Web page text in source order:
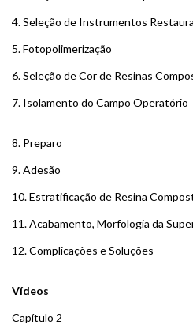
4. Seleção de Instrumentos
5. Fotopolimerização
6. Seleção de Cor de Resinas
7. Isolamento do Campo Operatório
8. Preparo
9. Adesão
10. Estratificação de Resina
11. Acabamento, Morfologia da
12. Complicações e Soluções
Vídeos
Capítulo 2